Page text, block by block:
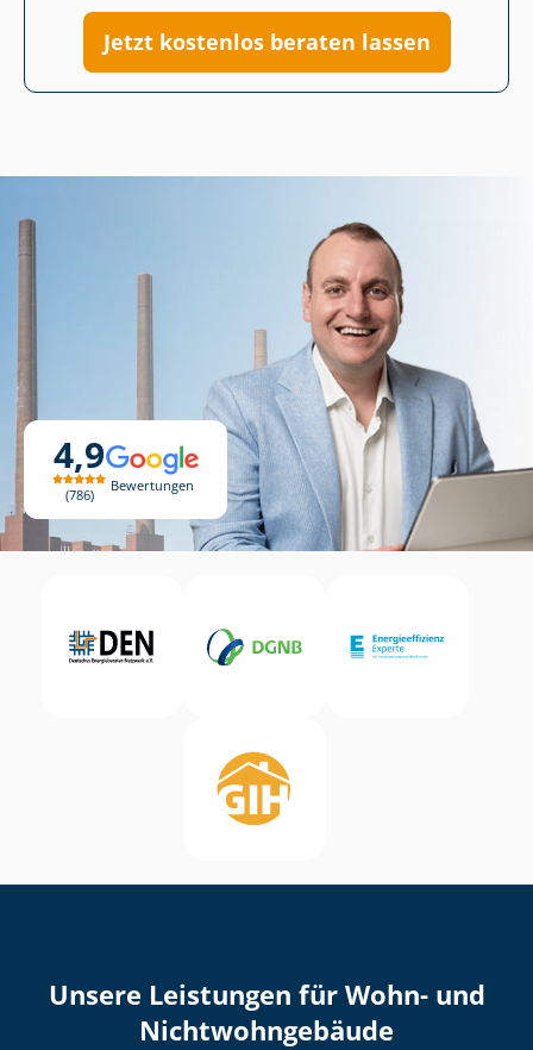
4,9
786
Bewertungen
Jetzt kostenlos beraten lassen
Unsere Leistungen für Wohn- und
Nicht­wohn­ge­bäu­de